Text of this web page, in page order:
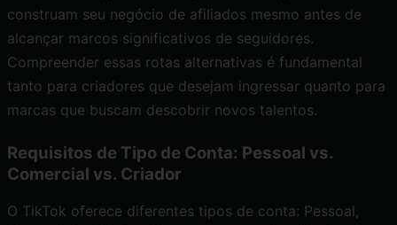
construam seu negócio de afiliados mesmo antes de
alcançar marcos significativos de seguidores.
Compreender essas rotas alternativas é fundamental
tanto para criadores que desejam ingressar quanto para
marcas que buscam descobrir novos talentos.
Requisitos de Tipo de Conta: Pessoal vs.
Comercial vs. Criador
O TikTok oferece diferentes tipos de conta: Pessoal,